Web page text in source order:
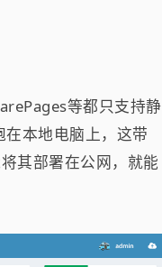
等都只支持静
本地电脑上，这带
其部署在公网，就能